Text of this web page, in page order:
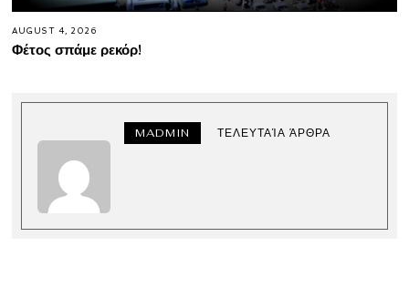
AUGUST 4, 2026
Φέτος σπάμε ρεκόρ!
MADMIN ΤΕΛΕΥΤΑΊΑ ΆΡΘΡΑ